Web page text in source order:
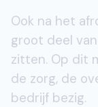
Ook na het
groot deel
zitten. Op dit
de zorg, de
bedrijf bezig.